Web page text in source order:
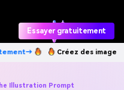
Essayer gratuitement
à l’infini. 100 % gratuit!Créer
Illustration Prompt